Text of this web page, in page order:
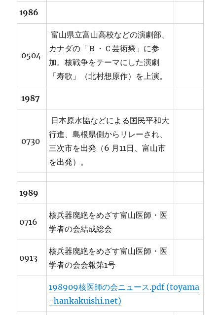
1986
0504
富山県立富山高校などの演劇部、
カナダの「Ｂ・Ｃ芸術祭」に参
加。核戦争をテーマにした演劇
「寿歌」（北村想原作）を上演。
1987
0730
日本原水協などによる国民平和大
行進、島根県側からリレーされ、
三次市を出発（6 月11日、富山市
を出発）。
1989
0716
核兵器廃絶をめざす富山医師・医
学者の会結成総会
0913
核兵器廃絶をめざす富山医師・医
学者の会会報第1号
198909核医師の会ニュース.pdf (toyama
-hankakuishi.net)